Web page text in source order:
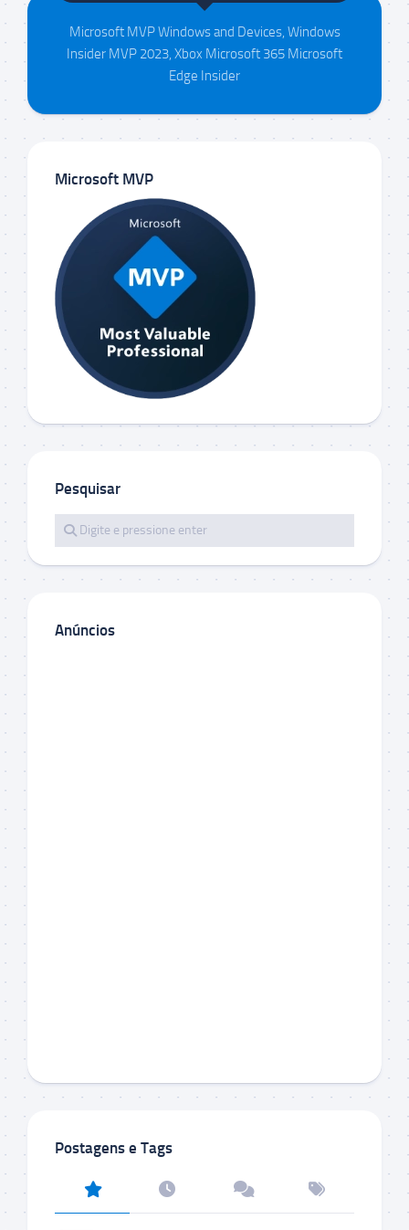
Microsoft MVP Windows and Devices, Windows
Insider MVP 2023, Xbox Microsoft 365 Microsoft
Edge Insider
Microsoft MVP
Pesquisar
Anúncios
Postagens e Tags